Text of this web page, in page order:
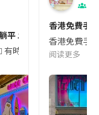
平 ⛱️
時生活太忙､行程太緊
香港免費手
香港免費手
阅读更多